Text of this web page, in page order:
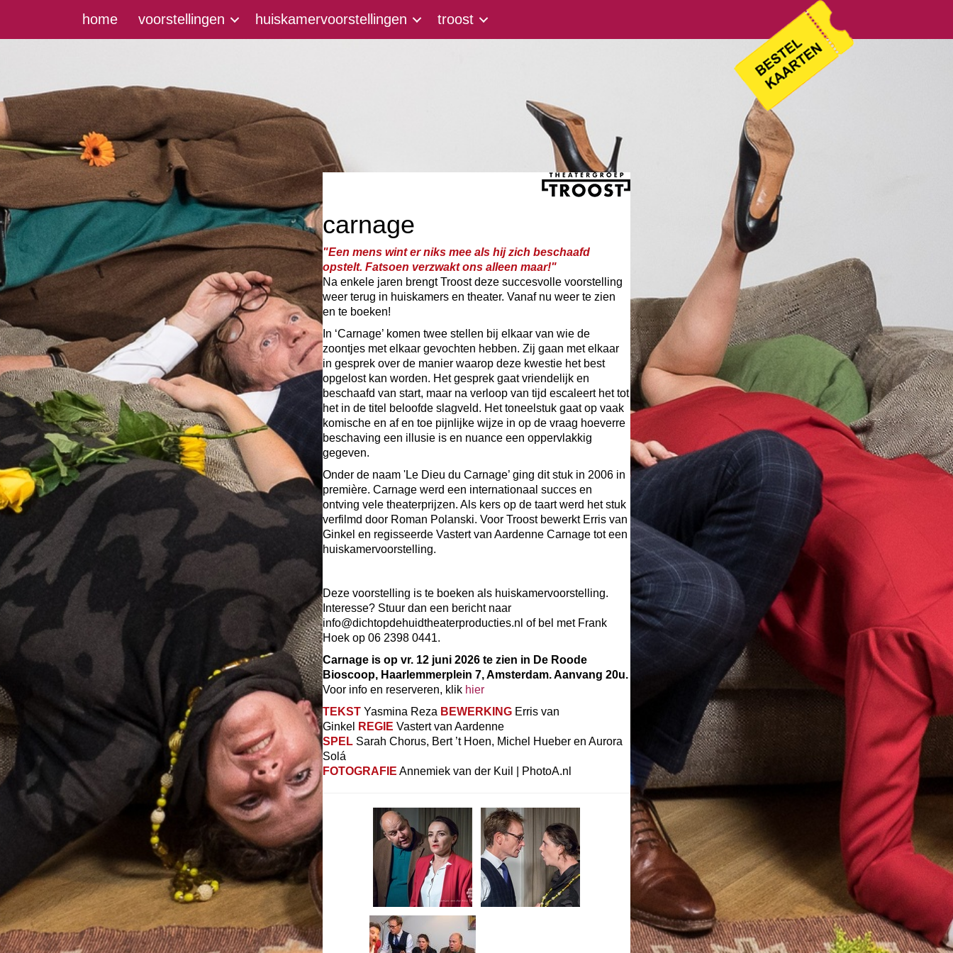
home voorstellingen huiskamervoorstellingen troost
carnage
"Een mens wint er niks mee als hij zich beschaafd
opstelt. Fatsoen verzwakt ons alleen maar!"
Na enkele jaren brengt Troost deze succesvolle voorstelling
weer terug in huiskamers en theater. Vanaf nu weer te zien
en te boeken!
In ‘Carnage’ komen twee stellen bij elkaar van wie de
zoontjes met elkaar gevochten hebben. Zij gaan met elkaar
in gesprek over de manier waarop deze kwestie het best
opgelost kan worden. Het gesprek gaat vriendelijk en
beschaafd van start, maar na verloop van tijd escaleert het tot
het in de titel beloofde slagveld. Het toneelstuk gaat op vaak
komische en af en toe pijnlijke wijze in op de vraag hoeverre
beschaving een illusie is en nuance een oppervlakkig
gegeven.
Onder de naam 'Le Dieu du Carnage’ ging dit stuk in 2006 in
première. Carnage werd een internationaal succes en
ontving vele theaterprijzen. Als kers op de taart werd het stuk
verfilmd door Roman Polanski. Voor Troost bewerkt Erris van
Ginkel en regisseerde Vastert van Aardenne Carnage tot een
huiskamervoorstelling.
Deze voorstelling is te boeken als huiskamervoorstelling.
Interesse? Stuur dan een bericht naar
info@dichtopdehuidtheaterproducties.nl of bel met Frank
Hoek op 06 2398 0441.
Carnage is op vr. 12 juni 2026 te zien in De Roode
Bioscoop, Haarlemmerplein 7, Amsterdam. Aanvang 20u.
Voor info en reserveren, klik hier
TEKSTYasmina Reza BEWERKINGErris van
Ginkel
REGIE Vastert van Aardenne
SPEL Sarah Chorus, Bert ’t Hoen, Michel Hueber en Aurora
Solá
FOTOGRAFIE Annemiek van der Kuil | PhotoA.nl